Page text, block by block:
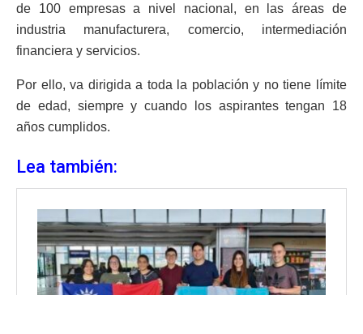
de 100 empresas a nivel nacional, en las áreas de
industria manufacturera, comercio, intermediación
financiera y servicios.
Por ello, va dirigida a toda la población y no tiene límite
de edad, siempre y cuando los aspirantes tengan 18
años cumplidos.
Lea también: